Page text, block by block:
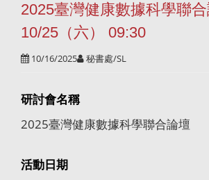
2025臺灣健康數據科學聯
10/25（六） 09:30
10/16/2025 秘書處/SL
研討會名稱
2025臺灣健康數據科學聯合論壇
活動日期